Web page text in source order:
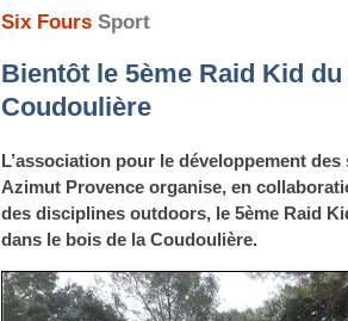
Six Fours Sport
Bientôt le 5ème Raid Kid
Coudoulière
L’association pour le développement
Azimut Provence organise, en
des disciplines outdoors, le 5ème Raid
dans le bois de la Coudoulière.